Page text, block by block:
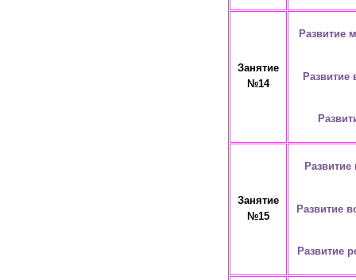
Занятие
№14
Развитие
Развитие
Занятие
№15
Развитие
Развитие